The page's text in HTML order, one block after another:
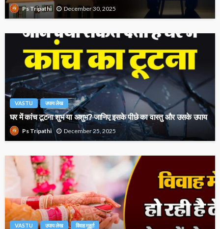
Ps Tripathi December 30, 2025
VASTU उपाय लेख
घर में कांच टूटना शुभ या अशुभ? जानिए इसके पीछे का वास्तु और उसके उपाय
Ps Tripathi December 25, 2025
VASTU उपाय लेख विवाह मुहूर्त